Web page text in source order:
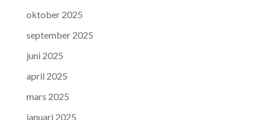
oktober 2025
september 2025
juni 2025
april 2025
mars 2025
januari 2025